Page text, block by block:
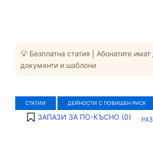
💡 Безплатна статия | Абонатите
документи и шаблони
СТАТИИ ДЕЙНОСТИ С ПОВИШЕН РИСК
ЗАПАЗИ ЗА ПО-КЪСНО (0)